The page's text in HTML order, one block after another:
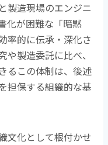
製造現場のエンジニ
化が困難な「暗黙
率的に伝承・深化さ
製造委託に比べ、
るこの体制は、後述
担保する組織的な基
文化として根付かせ